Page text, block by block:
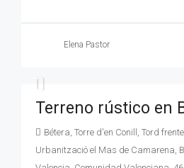
Elena Pastor
Terreno rústico en
Bétera, Torre d'en Conill, Tord
Urbanització el Mas de Camarena,